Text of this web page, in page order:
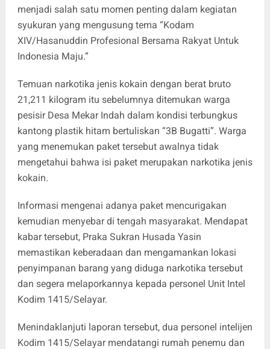
menjadi salah satu momen penting dalam kegiatan
syukuran yang mengusung tema “Kodam
XIV/Hasanuddin Profesional Bersama Rakyat Untuk
Indonesia Maju.”
Temuan narkotika jenis kokain dengan berat bruto
21,211 kilogram itu sebelumnya ditemukan warga
pesisir Desa Mekar Indah dalam kondisi terbungkus
kantong plastik hitam bertuliskan “3B Bugatti”. Warga
yang menemukan paket tersebut awalnya tidak
mengetahui bahwa isi paket merupakan narkotika jenis
kokain.
Informasi mengenai adanya paket mencurigakan
kemudian menyebar di tengah masyarakat. Mendapat
kabar tersebut, Praka Sukran Husada Yasin
memastikan keberadaan dan mengamankan lokasi
penyimpanan barang yang diduga narkotika tersebut
dan segera melaporkannya kepada personel Unit Intel
Kodim 1415/Selayar.
Menindaklanjuti laporan tersebut, dua personel intelijen
Kodim 1415/Selayar mendatangi rumah penemu dan